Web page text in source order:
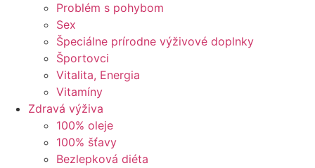
Problém s pohybom
Sex
Špeciálne prírodne výživové doplnky
Športovci
Vitalita, Energia
Vitamíny
Zdravá výživa
100% oleje
100% šťavy
Bezlepková diéta